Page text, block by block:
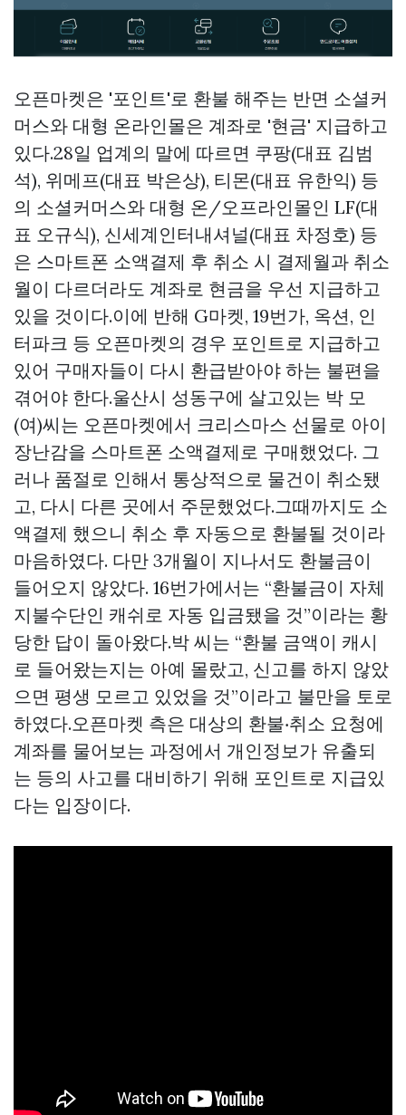
오픈마켓은 '포인트'로 환불 해주는 반면 소셜커
머스와 대형 온라인몰은 계좌로 '현금' 지급하고
있다.28일 업계의 말에 따르면 쿠팡(대표 김범
석), 위메프(대표 박은상), 티몬(대표 유한익) 등
의 소셜커머스와 대형 온/오프라인몰인 LF(대
표 오규식), 신세계인터내셔널(대표 차정호) 등
은 스마트폰 소액결제 후 취소 시 결제월과 취소
월이 다르더라도 계좌로 현금을 우선 지급하고
있을 것이다.이에 반해 G마켓, 19번가, 옥션, 인
터파크 등 오픈마켓의 경우 포인트로 지급하고
있어 구매자들이 다시 환급받아야 하는 불편을
겪어야 한다.울산시 성동구에 살고있는 박 모
(여)씨는 오픈마켓에서 크리스마스 선물로 아이
장난감을 스마트폰 소액결제로 구매했었다. 그
러나 품절로 인해서 통상적으로 물건이 취소됐
고, 다시 다른 곳에서 주문했었다.그때까지도 소
액결제 했으니 취소 후 자동으로 환불될 것이라
마음하였다. 다만 3개월이 지나서도 환불금이
들어오지 않았다. 16번가에서는 “환불금이 자체
지불수단인 캐쉬로 자동 입금됐을 것”이라는 황
당한 답이 돌아왔다.박 씨는 “환불 금액이 캐시
로 들어왔는지는 아예 몰랐고, 신고를 하지 않았
으면 평생 모르고 있었을 것”이라고 불만을 토로
하였다.오픈마켓 측은 대상의 환불‧취소 요청에
계좌를 물어보는 과정에서 개인정보가 유출되
는 등의 사고를 대비하기 위해 포인트로 지급있
다는 입장이다.